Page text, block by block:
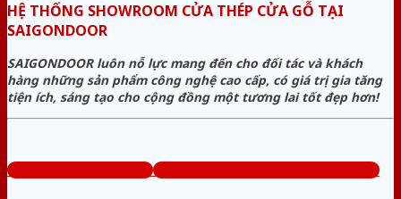
HỆ THỐNG SHOWROOM CỬA THÉP CỬA GỖ TẠI
SAIGONDOOR
SAIGONDOOR luôn nỗ lực mang đến cho đối tác và khách
hàng những sản phẩm công nghệ cao cấp, có giá trị gia tăng
tiện ích, sáng tạo cho cộng đồng một tương lai tốt đẹp hơn!
www.cuathepcuago.com Tổng đài tư vấn miễn phí: 0824.400.400